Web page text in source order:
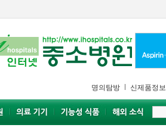
명의탐방 신제품정보